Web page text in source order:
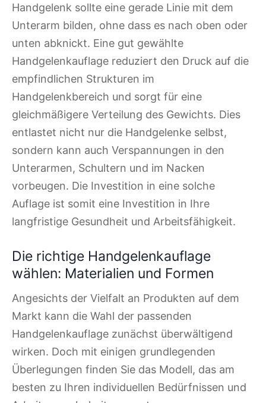
Handgelenk sollte eine gerade Linie mit dem
Unterarm bilden, ohne dass es nach oben oder
unten abknickt. Eine gut gewählte
Handgelenkauflage reduziert den Druck auf die
empfindlichen Strukturen im
Handgelenkbereich und sorgt für eine
gleichmäßigere Verteilung des Gewichts. Dies
entlastet nicht nur die Handgelenke selbst,
sondern kann auch Verspannungen in den
Unterarmen, Schultern und im Nacken
vorbeugen. Die Investition in eine solche
Auflage ist somit eine Investition in Ihre
langfristige Gesundheit und Arbeitsfähigkeit.
Die richtige Handgelenkauflage
wählen: Materialien und Formen
Angesichts der Vielfalt an Produkten auf dem
Markt kann die Wahl der passenden
Handgelenkauflage zunächst überwältigend
wirken. Doch mit einigen grundlegenden
Überlegungen finden Sie das Modell, das am
besten zu Ihren individuellen Bedürfnissen und